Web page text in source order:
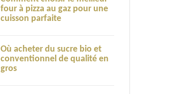
four à pizza au gaz pour une
cuisson parfaite
Où acheter du sucre bio et
conventionnel de qualité en
gros